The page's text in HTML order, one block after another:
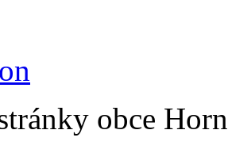
obce